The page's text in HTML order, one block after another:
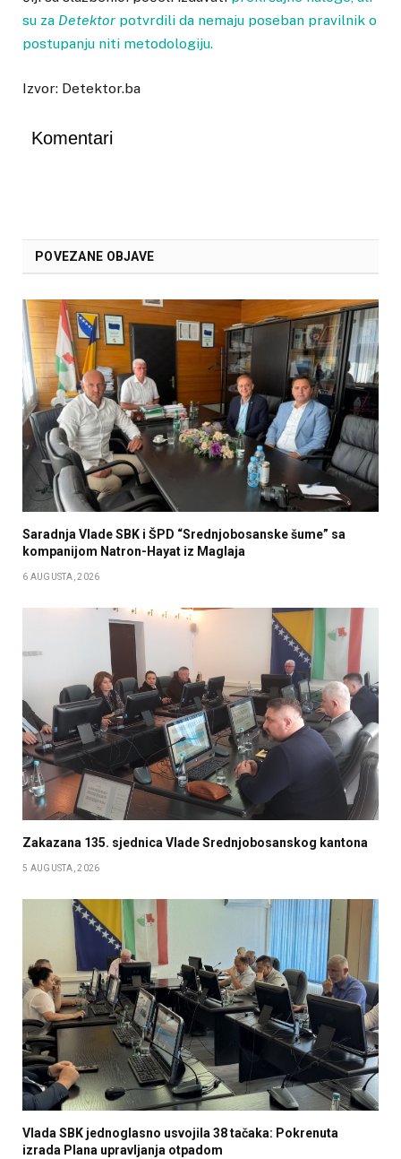
su za Detektor potvrdili da nemaju poseban pravilnik o
postupanju niti metodologiju.
Izvor: Detektor.ba
Komentari
POVEZANE OBJAVE
Saradnja Vlade SBK i ŠPD “Srednjobosanske šume” sa
kompanijom Natron-Hayat iz Maglaja
6 AUGUSTA, 2026
Zakazana 135. sjednica Vlade Srednjobosanskog kantona
5 AUGUSTA, 2026
Vlada SBK jednoglasno usvojila 38 tačaka: Pokrenuta
izrada Plana upravljanja otpadom